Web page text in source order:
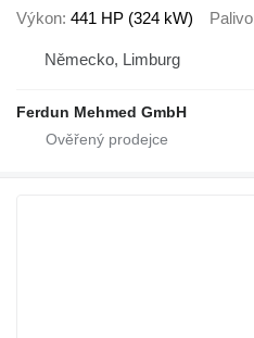
Výkon 441 HP (324 kW) Palivo
Německo, Limburg
Ferdun Mehmed GmbH